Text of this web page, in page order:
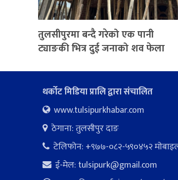
तुलसीपुरमा बन्दै गरेको एक पानी
ट्याङकी भित्र दुई जनाको शव फेला
थर्कोट मिडिया प्रालि द्वारा संचालित
www.tulsipurkhabar.com
ठेगाना: तुलसीपुर दाङ
टेलिफोन: +९७७-०८२-५९०४५२
ई-मेल: tulsipurk@gmail.com